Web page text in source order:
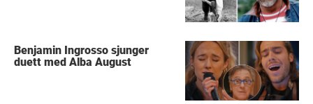
Benjamin Ingrosso sjunger
duett med Alba August